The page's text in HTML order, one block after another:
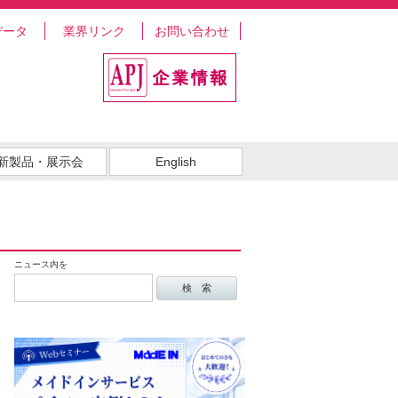
タ 業界リンク お問い合わせ
製品・展示会 English
ニュース内を